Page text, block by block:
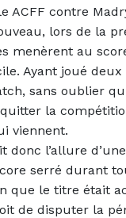
ACFF contre
lors de la
menèrent au
Ayant joué deux
sans oublier
la
viennent.
donc l’allure
serré durant
que le titre était
de disputer la